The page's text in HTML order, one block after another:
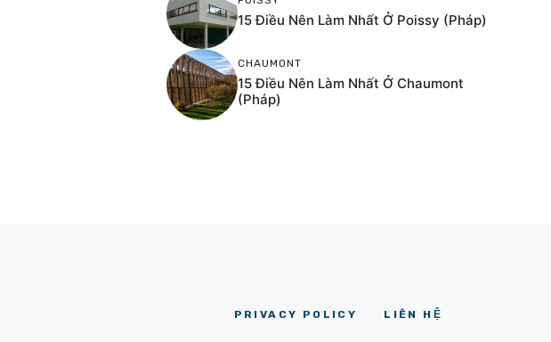
15 Điều Nên Làm Nhất Ở Poissy (Pháp)
CHAUMONT
15 Điều Nên Làm Nhất Ở Chaumont
(Pháp)
PRIVACY POLICY LIÊN HỆ